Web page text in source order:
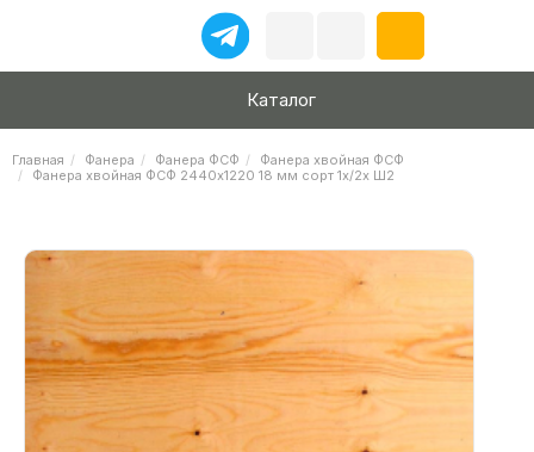
Каталог
Главная Фанера Фанера ФСФ
Фанера хвойная ФСФ
Фанера хвойная ФСФ 2440х1220 18 мм сорт 1х/2х Ш2